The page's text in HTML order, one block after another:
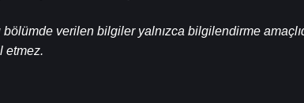
bölümde verilen bilgiler yalnızca bilgilendirme
etmez.